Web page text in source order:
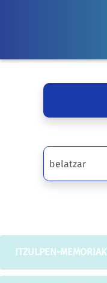
ITZULPEN-MEMORIAK